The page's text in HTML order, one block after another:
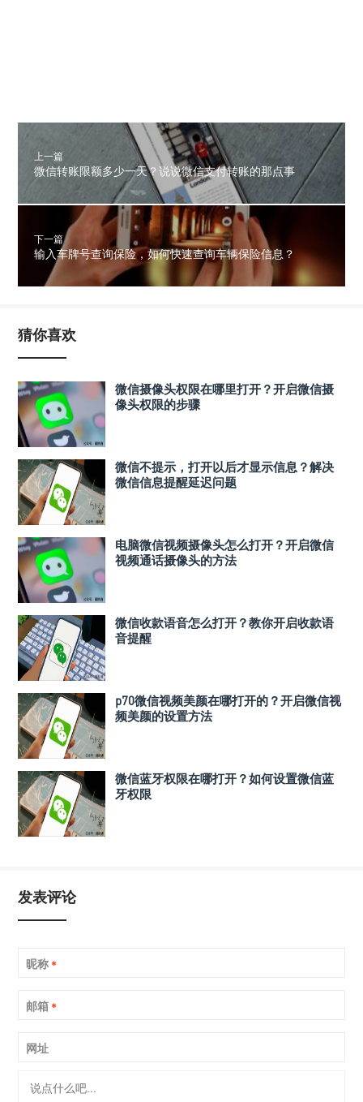
上一篇
微信转账限额多少一天？说说微信支付转账的那点事
下一篇
输入车牌号查询保险，如何快速查询车辆保险信息？
猜你喜欢
微信摄像头权限在哪里打开？开启微信摄
像头权限的步骤
微信不提示，打开以后才显示信息？解决
微信信息提醒延迟问题
电脑微信视频摄像头怎么打开？开启微信
视频通话摄像头的方法
微信收款语音怎么打开？教你开启收款语
音提醒
p70微信视频美颜在哪打开的？开启微信视
频美颜的设置方法
微信蓝牙权限在哪打开？如何设置微信蓝
牙权限
发表评论
昵称 *
邮箱 *
网址